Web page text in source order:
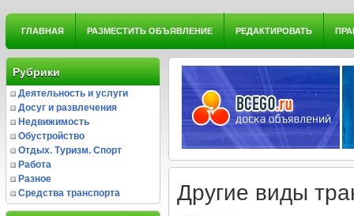
ГЛАВНАЯ РАЗМЕСТИТЬ ОБЪЯВЛЕНИЕ РЕДАКТИРОВАТЬ
Рубрики
Деятельность и услуги
Досуг и развлечения
Недвижимость
Обустройство
Отдых. Туризм. Спорт
Работа
Разное
Средства транспорта
Другие виды